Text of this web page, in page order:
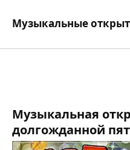
Музыкальные
Музыкальная
долгожданной